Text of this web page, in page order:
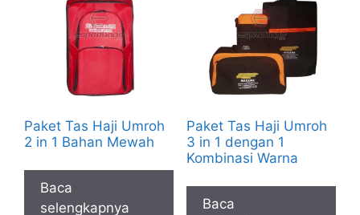
Paket Tas Haji Umroh
2 in 1 Bahan Mewah
Baca
selengkapnya
Paket Tas Haji Umroh
3 in 1 dengan 1
Kombinasi Warna
Baca